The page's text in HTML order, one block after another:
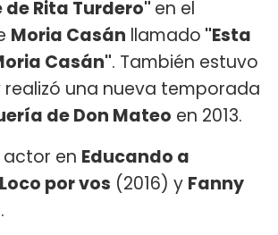
Rita Turdero" en el
Moria Casán llamado "Esta
Casán". También estuvo
realizó una nueva temporada
de Don Mateo en 2013.
actor en Educando a
Loco por vos (2016) y Fanny